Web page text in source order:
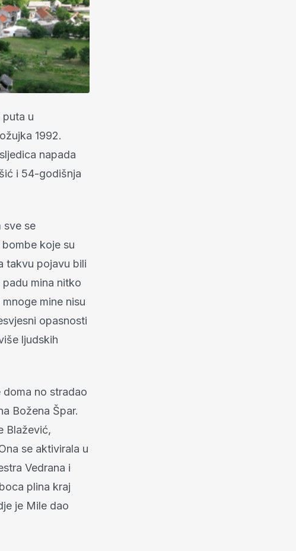
u
1992.
napada
i 54-godišnja
sve se
koje su
takvu pojavu bili
mina nitko
mine nisu
opasnosti
ljudskih
no stradao
Božena Špar.
Blažević,
se aktivirala u
Vedrana i
plina kraj
je Mile dao